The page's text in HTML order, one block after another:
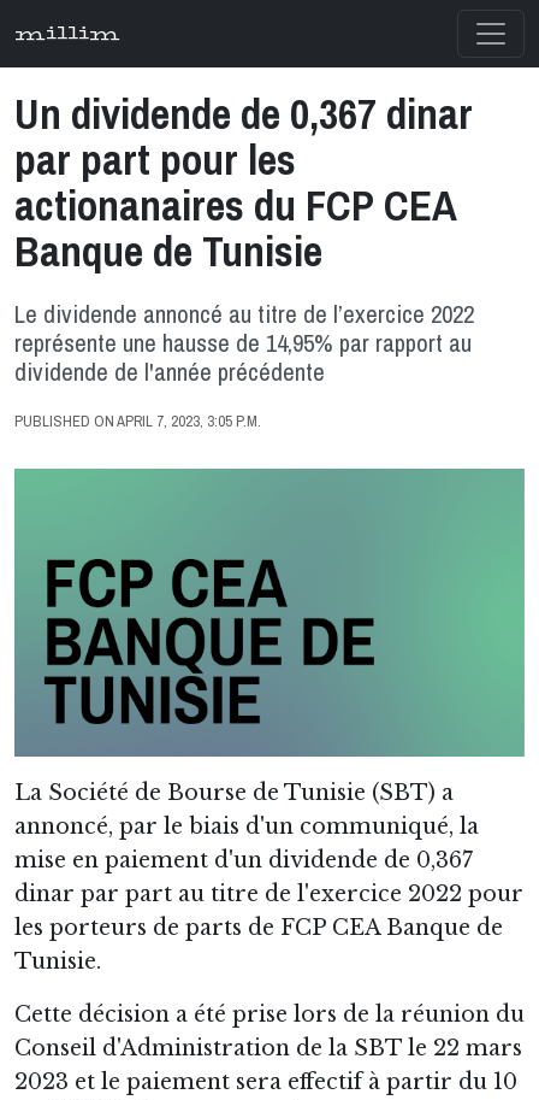
millim
Un dividende de 0,367 dinar
par part pour les
actionanaires du FCP CEA
Banque de Tunisie
Le dividende annoncé au titre de l’exercice 2022
représente une hausse de 14,95% par rapport au
dividende de l'année précédente
PUBLISHED ON APRIL 7, 2023, 3:05 P.M.
La Société de Bourse de Tunisie (SBT) a
annoncé, par le biais d'un communiqué, la
mise en paiement d'un dividende de 0,367
dinar par part au titre de l'exercice 2022 pour
les porteurs de parts de FCP CEA Banque de
Tunisie.
Cette décision a été prise lors de la réunion du
Conseil d'Administration de la SBT le 22 mars
2023 et le paiement sera effectif à partir du 10